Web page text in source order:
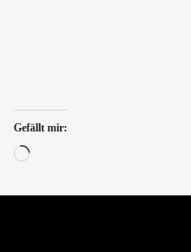
Gefällt mir:
Wird